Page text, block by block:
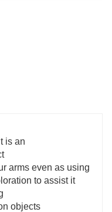
este producto ya
is an
arms even as using
to assist it
objects